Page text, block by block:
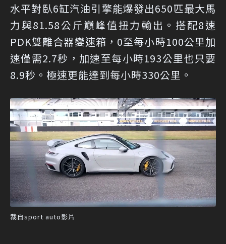
水平對臥6缸汽油引擎能爆發出650匹最大馬
力與81.58公斤巔峰值扭力輸出。搭配8速
PDK雙離合器變速箱，0至每小時100公里加
速僅需2.7秒，加速至每小時193公里也只要
8.9秒。極速更能達到每小時330公里。
裁自sport auto影片